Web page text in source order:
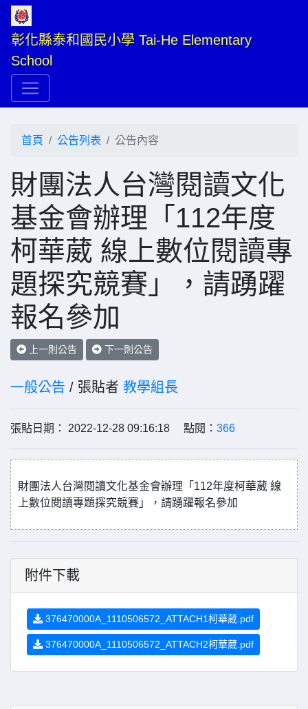
彰化縣泰和國民小學 Tai-He Elementary
School
首頁 公告列表 公告內容
財團法人台灣閱讀文化
基金會辦理「112年度
柯華葳 線上數位閱讀專
題探究競賽」，請踴躍
報名參加
上一則公告 下一則公告
一般公告 / 張貼者 教學組長
張貼日期： 2022-12-28 09:16:18 點閱： 366
財團法人台灣閱讀文化基金會辦理「112年度柯華葳 線
上數位閱讀專題探究競賽」，請踴躍報名參加
附件下載
376470000A_1110506572_ATTACH1柯華葳.pdf
376470000A_1110506572_ATTACH2柯華葳.pdf